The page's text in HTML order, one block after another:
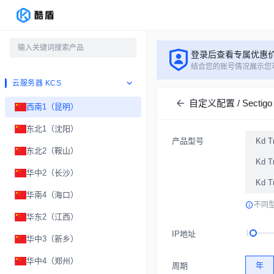
云服务器 KCS
西南1（昆明）
东北1（沈阳）
东北2（鞍山）
华中2（长沙）
华南4（海口）
华东2（江西）
华中3（新乡）
华中4（郑州）
登录后查看专属优惠
结合您的账号情况展示
自定义配置 /
产品型号 Kd
Kd
Kd
不同
IP地址 1
周期 年